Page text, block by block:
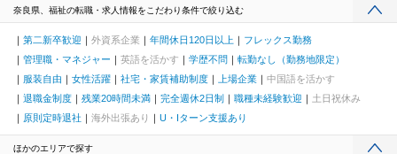
奈良県、福祉の転職・求人情報をこだわり条件で絞り込む
第二新卒歓迎 外資系企業 年間休日120日以上
フレックス勤務
管理職・マネジャー
英語を活かす 学歴不問
転勤なし（勤務地限定）
服装自由
女性活躍 社宅・家賃補助制度 上場企業
中国語を活かす
退職金制度
残業20時間未満 完全週休2日制 職種未経験歓迎
土日祝休み
原則定時退社
海外出張あり U・Iターン支援あり
ほかのエリアで探す